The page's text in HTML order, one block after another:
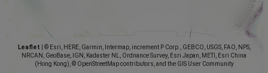
Leaflet
© Esri, HERE, Garmin, Intermap, increment P Corp., GEBCO, USGS, FAO, NPS,
NRCAN, GeoBase, IGN, Kadaster NL, Ordnance Survey, Esri Japan, METI, Esri China
(Hong Kong), © OpenStreetMap contributors, and the GIS User Community